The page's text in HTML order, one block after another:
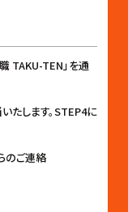
TAKU-TEN」を通
たします。STEP4に
のご連絡